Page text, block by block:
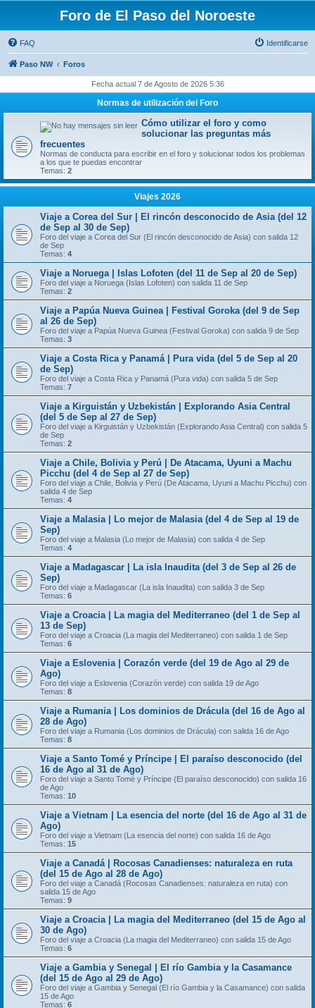
Foro de El Paso del Noroeste
FAQ Identificarse
Paso NW Foros
Fecha actual 7 de Agosto de 2026 5:36
Normas de utilización del Foro
Cómo utilizar el foro y como
solucionar las preguntas más
frecuentes
Normas de conducta para escribir en el foro y solucionar todos los problemas
a los que te puedas encontrar
Temas: 2
Viajes 2026
Viaje a Corea del Sur | El rincón desconocido de Asia (del 12
de Sep al 30 de Sep)
Foro del viaje a Corea del Sur (El rincón desconocido de Asia) con salida 12
de Sep
Temas: 4
Viaje a Noruega | Islas Lofoten (del 11 de Sep al 20 de Sep)
Foro del viaje a Noruega (Islas Lofoten) con salida 11 de Sep
Temas: 2
Viaje a Papúa Nueva Guinea | Festival Goroka (del 9 de Sep
al 26 de Sep)
Foro del viaje a Papúa Nueva Guinea (Festival Goroka) con salida 9 de Sep
Temas: 3
Viaje a Costa Rica y Panamá | Pura vida (del 5 de Sep al 20
de Sep)
Foro del viaje a Costa Rica y Panamá (Pura vida) con salida 5 de Sep
Temas: 7
Viaje a Kirguistán y Uzbekistán | Explorando Asia Central
(del 5 de Sep al 27 de Sep)
Foro del viaje a Kirguistán y Uzbekistán (Explorando Asia Central) con salida 5
de Sep
Temas: 2
Viaje a Chile, Bolivia y Perú | De Atacama, Uyuni a Machu
Picchu (del 4 de Sep al 27 de Sep)
Foro del viaje a Chile, Bolivia y Perú (De Atacama, Uyuni a Machu Picchu) con
salida 4 de Sep
Temas: 4
Viaje a Malasia | Lo mejor de Malasia (del 4 de Sep al 19 de
Sep)
Foro del viaje a Malasia (Lo mejor de Malasia) con salida 4 de Sep
Temas: 4
Viaje a Madagascar | La isla Inaudita (del 3 de Sep al 26 de
Sep)
Foro del viaje a Madagascar (La isla Inaudita) con salida 3 de Sep
Temas: 6
Viaje a Croacia | La magia del Mediterraneo (del 1 de Sep al
13 de Sep)
Foro del viaje a Croacia (La magia del Mediterraneo) con salida 1 de Sep
Temas: 6
Viaje a Eslovenia | Corazón verde (del 19 de Ago al 29 de
Ago)
Foro del viaje a Eslovenia (Corazón verde) con salida 19 de Ago
Temas: 8
Viaje a Rumania | Los dominios de Drácula (del 16 de Ago al
28 de Ago)
Foro del viaje a Rumania (Los dominios de Drácula) con salida 16 de Ago
Temas: 8
Viaje a Santo Tomé y Príncipe | El paraíso desconocido (del
16 de Ago al 31 de Ago)
Foro del viaje a Santo Tomé y Príncipe (El paraíso desconocido) con salida 16
de Ago
Temas: 10
Viaje a Vietnam | La esencia del norte (del 16 de Ago al 31 de
Ago)
Foro del viaje a Vietnam (La esencia del norte) con salida 16 de Ago
Temas: 15
Viaje a Canadá | Rocosas Canadienses: naturaleza en ruta
(del 15 de Ago al 28 de Ago)
Foro del viaje a Canadá (Rocosas Canadienses: naturaleza en ruta) con
salida 15 de Ago
Temas: 9
Viaje a Croacia | La magia del Mediterraneo (del 15 de Ago al
30 de Ago)
Foro del viaje a Croacia (La magia del Mediterraneo) con salida 15 de Ago
Temas: 6
Viaje a Gambia y Senegal | El río Gambia y la Casamance
(del 15 de Ago al 29 de Ago)
Foro del viaje a Gambia y Senegal (El río Gambia y la Casamance) con salida
15 de Ago
Temas: 6